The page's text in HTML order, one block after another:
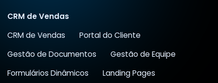
CRM de Vendas
CRM de Vendas
Portal do Cliente
Gestão de Documentos
Gestão de Equipe
Formulários Dinâmicos
Landing Pages